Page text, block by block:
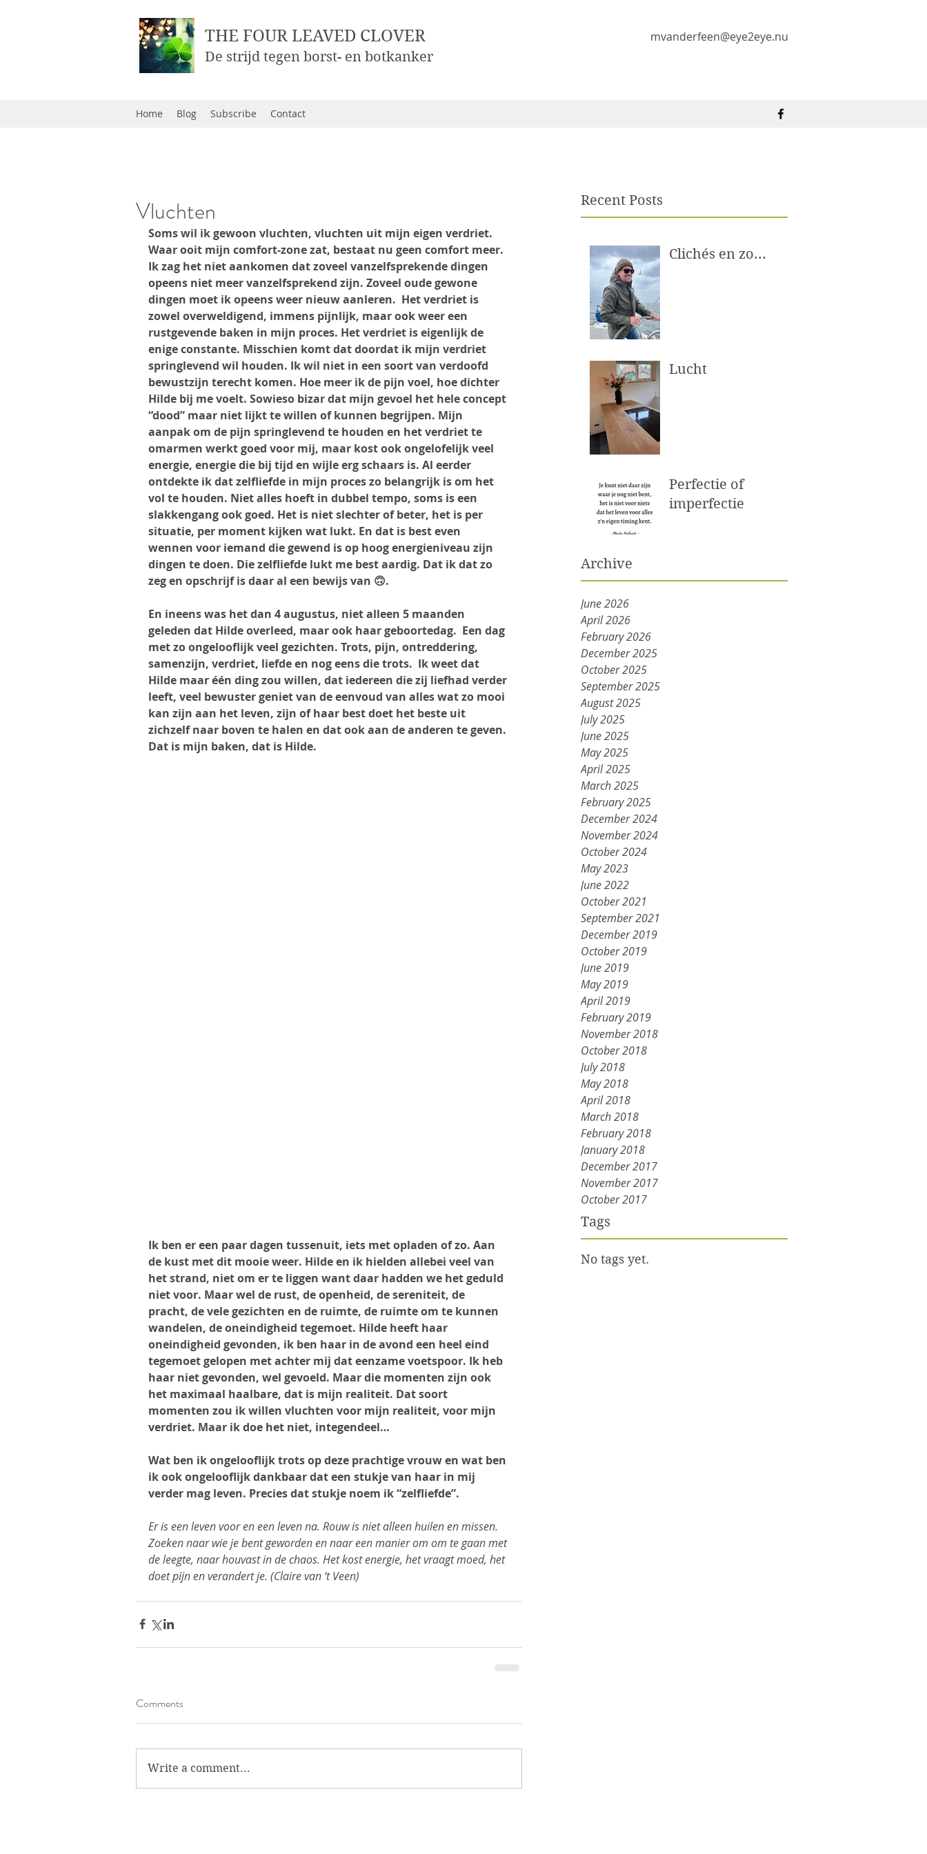
THE FOUR LEAVED CLOVER
De strijd tegen borst- en botkanker
mvanderfeen@eye2eye.nu
Home Blog Subscribe Contact
Recent Posts
Clichés en zo...
Lucht
Perfectie of
imperfectie
Archive
June 2026
April 2026
February 2026
December 2025
October 2025
September 2025
August 2025
July 2025
June 2025
May 2025
April 2025
March 2025
February 2025
December 2024
November 2024
October 2024
May 2023
June 2022
October 2021
September 2021
December 2019
October 2019
June 2019
May 2019
April 2019
February 2019
November 2018
October 2018
July 2018
May 2018
April 2018
March 2018
February 2018
January 2018
December 2017
November 2017
October 2017
Tags
No tags yet.
Vluchten
Soms wil ik gewoon vluchten, vluchten uit mijn eigen verdriet.
Waar ooit mijn comfort-zone zat, bestaat nu geen comfort meer.
Ik zag het niet aankomen dat zoveel vanzelfsprekende dingen
opeens niet meer vanzelfsprekend zijn. Zoveel oude gewone
dingen moet ik opeens weer nieuw aanleren.  Het verdriet is
zowel overweldigend, immens pijnlijk, maar ook weer een
rustgevende baken in mijn proces. Het verdriet is eigenlijk de
enige constante. Misschien komt dat doordat ik mijn verdriet
springlevend wil houden. Ik wil niet in een soort van verdoofd
bewustzijn terecht komen. Hoe meer ik de pijn voel, hoe dichter
Hilde bij me voelt. Sowieso bizar dat mijn gevoel het hele concept
“dood” maar niet lijkt te willen of kunnen begrijpen. Mijn
aanpak om de pijn springlevend te houden en het verdriet te
omarmen werkt goed voor mij, maar kost ook ongelofelijk veel
energie, energie die bij tijd en wijle erg schaars is. Al eerder
ontdekte ik dat zelfliefde in mijn proces zo belangrijk is om het
vol te houden. Niet alles hoeft in dubbel tempo, soms is een
slakkengang ook goed. Het is niet slechter of beter, het is per
situatie, per moment kijken wat lukt. En dat is best even
wennen voor iemand die gewend is op hoog energieniveau zijn
dingen te doen. Die zelfliefde lukt me best aardig. Dat ik dat zo
zeg en opschrijf is daar al een bewijs van 🙃.
En ineens was het dan 4 augustus, niet alleen 5 maanden
geleden dat Hilde overleed, maar ook haar geboortedag.  Een dag
met zo ongelooflijk veel gezichten. Trots, pijn, ontreddering,
samenzijn, verdriet, liefde en nog eens die trots.  Ik weet dat
Hilde maar één ding zou willen, dat iedereen die zij liefhad verder
leeft, veel bewuster geniet van de eenvoud van alles wat zo mooi
kan zijn aan het leven, zijn of haar best doet het beste uit
zichzelf naar boven te halen en dat ook aan de anderen te geven.
Dat is mijn baken, dat is Hilde.
Ik ben er een paar dagen tussenuit, iets met opladen of zo. Aan
de kust met dit mooie weer. Hilde en ik hielden allebei veel van
het strand, niet om er te liggen want daar hadden we het geduld
niet voor. Maar wel de rust, de openheid, de sereniteit, de
pracht, de vele gezichten en de ruimte, de ruimte om te kunnen
wandelen, de oneindigheid tegemoet. Hilde heeft haar
oneindigheid gevonden, ik ben haar in de avond een heel eind
tegemoet gelopen met achter mij dat eenzame voetspoor. Ik heb
haar niet gevonden, wel gevoeld. Maar die momenten zijn ook
het maximaal haalbare, dat is mijn realiteit. Dat soort
momenten zou ik willen vluchten voor mijn realiteit, voor mijn
verdriet. Maar ik doe het niet, integendeel…
Wat ben ik ongelooflijk trots op deze prachtige vrouw en wat ben
ik ook ongelooflijk dankbaar dat een stukje van haar in mij
verder mag leven. Precies dat stukje noem ik “zelfliefde”.
Er is een leven voor en een leven na. Rouw is niet alleen huilen en missen.
Zoeken naar wie je bent geworden en naar een manier om om te gaan met
de leegte, naar houvast in de chaos. Het kost energie, het vraagt moed, het
doet pijn en verandert je. (Claire van ‘t Veen)
Comments
Write a comment...